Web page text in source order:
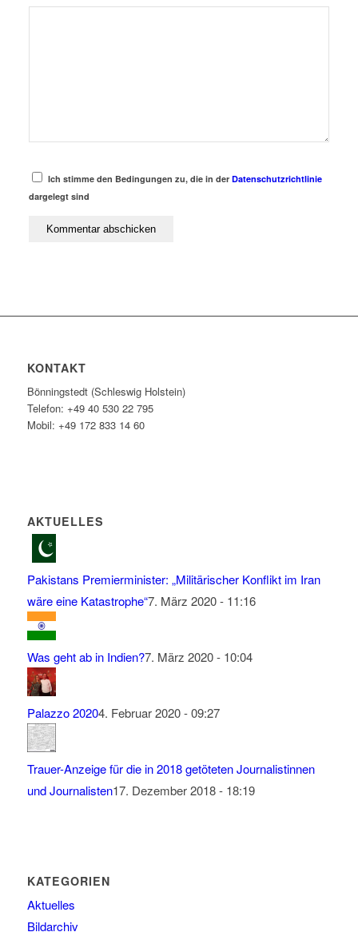
Ich stimme den Bedingungen zu, die in der Datenschutzrichtlinie
dargelegt sind
KONTAKT
Bönningstedt (Schleswig Holstein)
Telefon: +49 40 530 22 795
Mobil: +49 172 833 14 60
AKTUELLES
Pakistans Premierminister: „Militärischer Konflikt im Iran
wäre eine Katastrophe“7. März 2020 - 11:16
Was geht ab in Indien?7. März 2020 - 10:04
Palazzo 20204. Februar 2020 - 09:27
Trauer-Anzeige für die in 2018 getöteten Journalistinnen
und Journalisten17. Dezember 2018 - 18:19
KATEGORIEN
Aktuelles
Bildarchiv